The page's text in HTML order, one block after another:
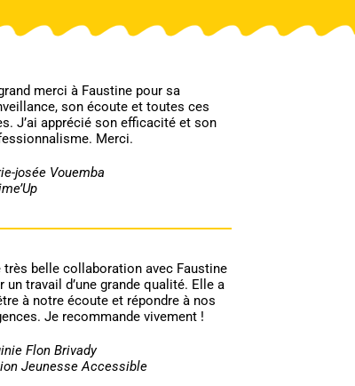
merci à Faustine pour sa
son écoute et toutes ces
J’ai apprécié son efficacité et son
Merci.
josée Vouemba
très belle collaboration avec Faustine
un travail d’une grande qualité. Elle a
à notre écoute et répondre à nos
Je recommande vivement !
Flon Brivady
Jeunesse Accessible